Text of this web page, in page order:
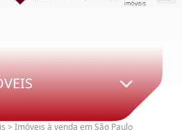
> Imóveis à venda em São Paulo